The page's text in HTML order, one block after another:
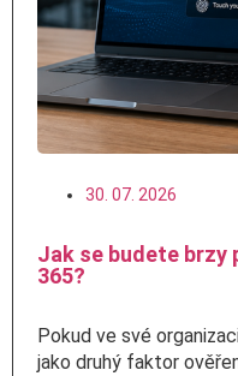
30. 07. 2026
Jak se budete
365?
Pokud ve své
jako druhý faktor